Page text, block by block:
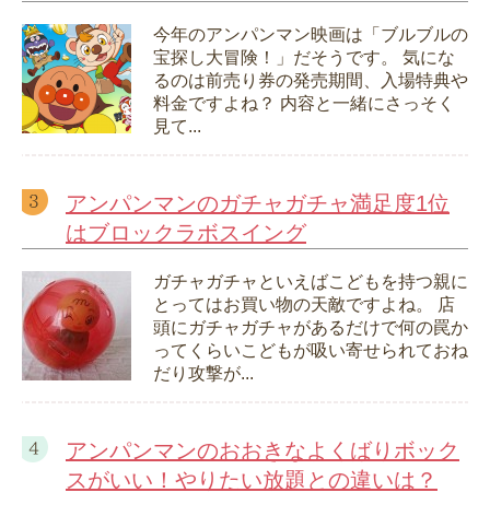
今年のアンパンマン映画は「ブルブルの
宝探し大冒険！」だそうです。 気にな
るのは前売り券の発売期間、入場特典や
料金ですよね？ 内容と一緒にさっそく
見て...
アンパンマンのガチャガチャ満足度1位
はブロックラボスイング
ガチャガチャといえばこどもを持つ親に
とってはお買い物の天敵ですよね。 店
頭にガチャガチャがあるだけで何の罠か
ってくらいこどもが吸い寄せられておね
だり攻撃が...
アンパンマンのおおきなよくばりボック
スがいい！やりたい放題との違いは？